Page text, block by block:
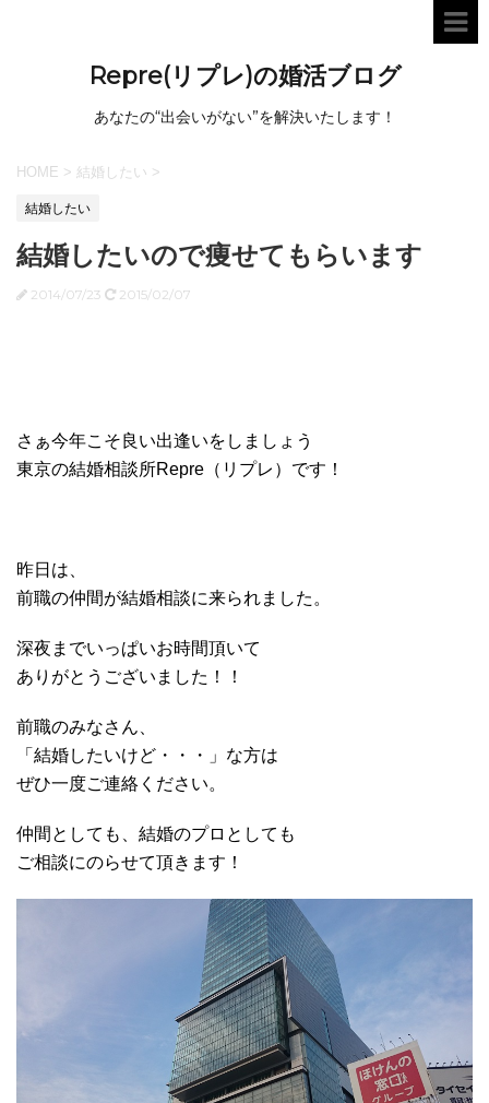
Repre(リプレ)の婚活ブログ
あなたの“出会いがない”を解決いたします！
HOME > 結婚したい >
結婚したい
結婚したいので痩せてもらいます
2014/07/23 2015/02/07
さぁ今年こそ良い出逢いをしましょう
東京の結婚相談所Repre（リプレ）です！
昨日は、
前職の仲間が結婚相談に来られました。
深夜までいっぱいお時間頂いて
ありがとうございました！！
前職のみなさん、
「結婚したいけど・・・」な方は
ぜひ一度ご連絡ください。
仲間としても、結婚のプロとしても
ご相談にのらせて頂きます！